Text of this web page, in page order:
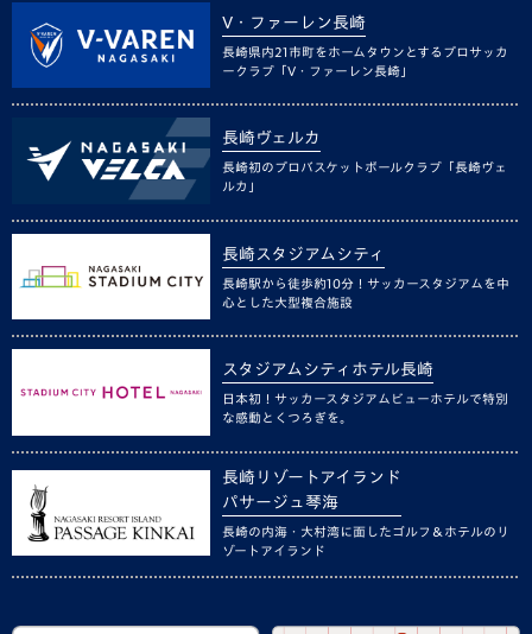
V・ファーレン長崎
長崎県内21市町をホームタウンとするプロサッカ
ークラブ「V・ファーレン長崎」
長崎ヴェルカ
長崎初のプロバスケットボールクラブ「長崎ヴェ
ルカ」
長崎スタジアムシティ
長崎駅から徒歩約10分！サッカースタジアムを中
心とした大型複合施設
スタジアムシティホテル長崎
日本初！サッカースタジアムビューホテルで特別
な感動とくつろぎを。
長崎リゾートアイランド
パサージュ琴海
長崎の内海・大村湾に面したゴルフ＆ホテルのリ
ゾートアイランド